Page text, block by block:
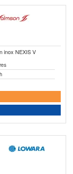
inox NEXIS V